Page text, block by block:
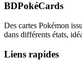
BDPokéCards
Des cartes Pokémon
dans différents états,
Liens rapides